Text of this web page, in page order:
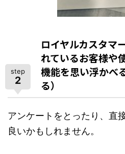
step
2
ロイヤルカスタマ
れているお客様や
機能を思い浮かべ
る）
アンケートをとったり、直
良いかもしれません。